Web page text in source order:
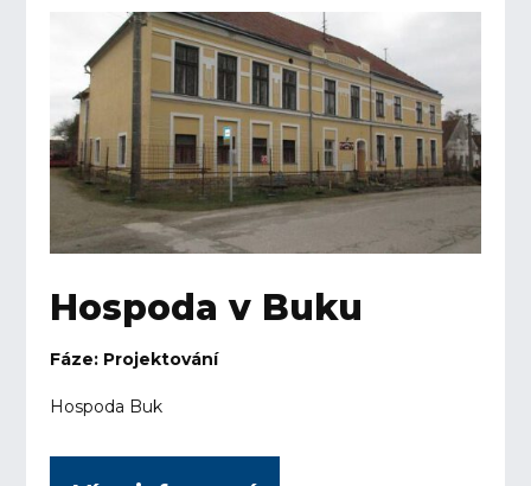
Hospoda v Buku
Fáze: Projektování
Hospoda Buk